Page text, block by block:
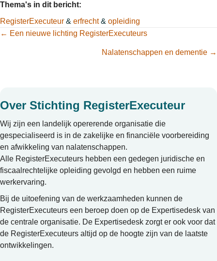
Thema's in dit bericht:
RegisterExecuteur & erfrecht& opleiding
Artikel
← Een nieuwe lichting RegisterExecuteurs
Nalatenschappen en dementie →
Over Stichting RegisterExecuteur
Wij zijn een landelijk opererende organisatie die
gespecialiseerd is in de zakelijke en financiële voorbereiding
en afwikkeling van nalatenschappen.
Alle RegisterExecuteurs hebben een gedegen juridische en
fiscaalrechtelijke opleiding gevolgd en hebben een ruime
werkervaring.
Bij de uitoefening van de werkzaamheden kunnen de
RegisterExecuteurs een beroep doen op de Expertisedesk van
de centrale organisatie. De Expertisedesk zorgt er ook voor dat
de RegisterExecuteurs altijd op de hoogte zijn van de laatste
ontwikkelingen.